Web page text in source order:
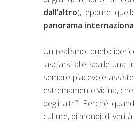
dall’altro), eppure
panorama
Un realismo, quello
lasciarsi alle spalle una
sempre piacevole
estremamente vicina,
degli altri”. Perché
culture, di mondi, di